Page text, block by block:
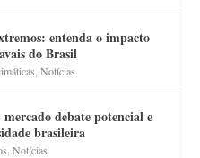
entenda o impacto
do Brasil
,Notícias
debate potencial e
brasileira
,Notícias